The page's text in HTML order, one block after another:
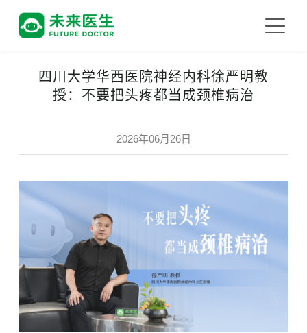
四川大学华西医院神经内科徐严明教
授：不要把头疼都当成颈椎病治
2026年06月26日